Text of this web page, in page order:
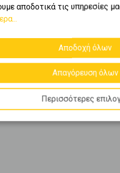
αποδοτικά τις υπηρεσίες
Αποδοχή όλων
Απαγόρευση όλων
Περισσότερες